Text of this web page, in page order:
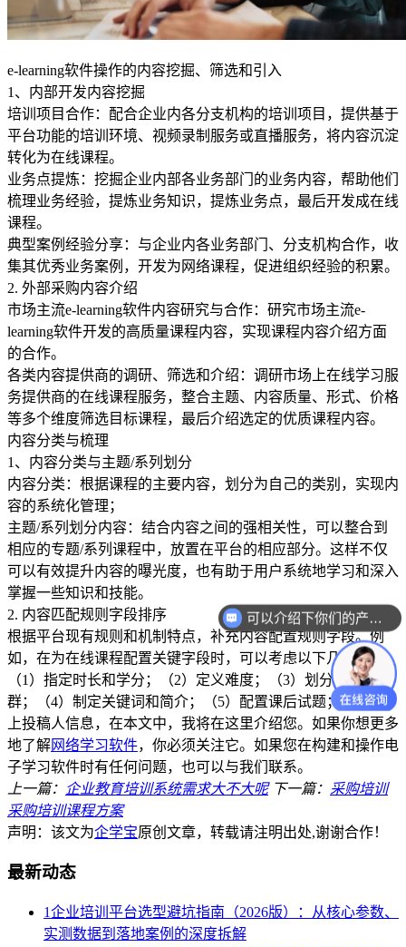
e-learning软件操作的内容挖掘、筛选和引入
1、内部开发内容挖掘
培训项目合作：配合企业内各分支机构的培训项目，提供基于
平台功能的培训环境、视频录制服务或直播服务，将内容沉淀
转化为在线课程。
业务点提炼：挖掘企业内部各业务部门的业务内容，帮助他们
梳理业务经验，提炼业务知识，提炼业务点，最后开发成在线
课程。
典型案例经验分享：与企业内各业务部门、分支机构合作，收
集其优秀业务案例，开发为网络课程，促进组织经验的积累。
2. 外部采购内容介绍
市场主流e-learning软件内容研究与合作：研究市场主流e-
learning软件开发的高质量课程内容，实现课程内容介绍方面
的合作。
各类内容提供商的调研、筛选和介绍：调研市场上在线学习服
务提供商的在线课程服务，整合主题、内容质量、形式、价格
等多个维度筛选目标课程，最后介绍选定的优质课程内容。
内容分类与梳理
1、内容分类与主题/系列划分
内容分类：根据课程的主要内容，划分为自己的类别，实现内
容的系统化管理；
主题/系列划分内容：结合内容之间的强相关性，可以整合到
相应的专题/系列课程中，放置在平台的相应部分。这样不仅
可以有效提升内容的曝光度，也有助于用户系统地学习和深入
掌握一些知识和技能。
2. 内容匹配规则字段排序
根据平台现有规则和机制特点，补充内容配置规则字段。例
如，在为在线课程配置关键字段时，可以考虑以下几点：
（1）指定时长和学分；（2）定义难度；（3）划分适用人
群；（4）制定关键词和简介；（5）配置课后试题；（6）附
上投稿人信息，在本文中，我将在这里介绍您。如果你想更多
地了解网络学习软件，你必须关注它。如果您在构建和操作电
子学习软件时有任何问题，也可以与我们联系。
上一篇： 企业教育培训系统需求大不大呢 下一篇： 采购培训
采购培训课程方案
声明：该文为企学宝原创文章，转载请注明出处,谢谢合作！
最新动态
1企业培训平台选型避坑指南（2026版）：从核心参数、
实测数据到落地案例的深度拆解
可以介绍下你们的产品么？